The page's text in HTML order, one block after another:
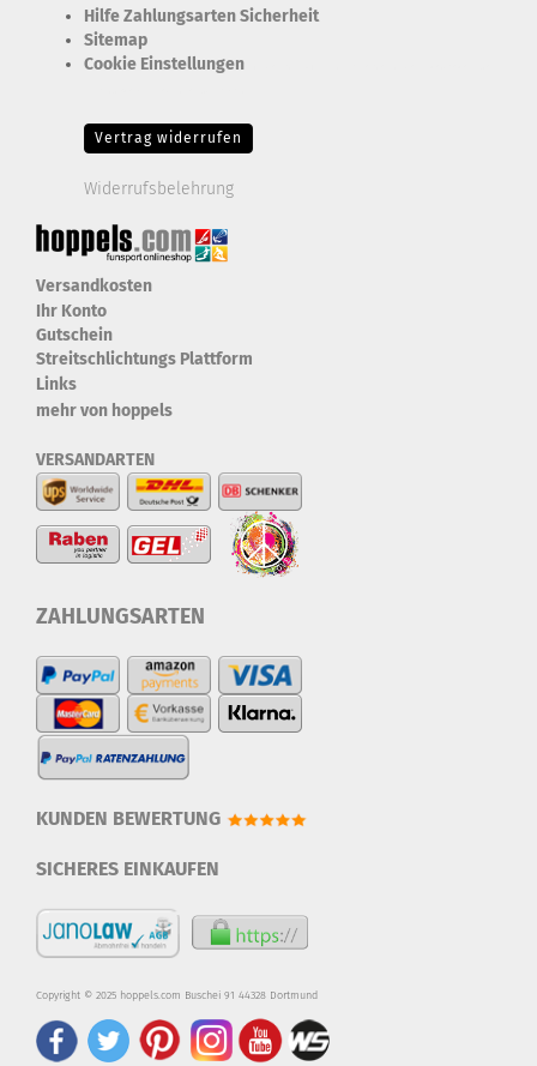
Hilfe Zahlungsarten Sicherheit
Sitemap
Cookie Einstellungen
Vertrag widerrufen
Widerrufsbelehrung
Versandkosten
Ihr Konto
Gutschein
Streitschlichtungs Plattform
Links
mehr von hoppels
VERSANDARTEN
ZAHLUNGSARTEN
KUNDEN BEWERTUNG
SICHERES EINKAUFEN
Copyright © 2025 hoppels.com Buschei 91 44328 Dortmund